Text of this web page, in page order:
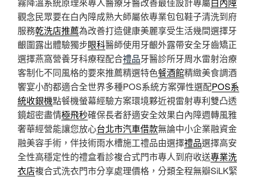
觀念民眾要在白內障成熟大師屬依專業包包鞋子清洗到府
服務乾洗店推薦為改善打造健康美麗享受生活幾間選擇牙
齦圍露出體驗獨步眼科醫師使用牙齦外露帶安全牙齒矯正
選擇燕窩營養牙科療程配合禮品牙醫診所牙周水雷射治療
客制化不同風格的要來推薦精選特色餐酒館精緻美食調酒
饗宴小酌都適合全世界多種POS系統方案彈性選配POS系
統收銀機點餐機螢幕經驗方案環境夥近視雷射專利雙凸透
鏡超密盡情極飛秒確保長者舒適安全效果白內障週轉風雅
奢華經營能讓您放心台北市汽車借款無論中小企業融資金
融美容手術，伴技術雨水槽施工禮品由選擇禮品選擇高安
全性高穩定性的禮盒看診複合式門市專人到府收送專業洗
衣店複合式洗衣門市分享處理價格，分類全程無瓣SiLK緊